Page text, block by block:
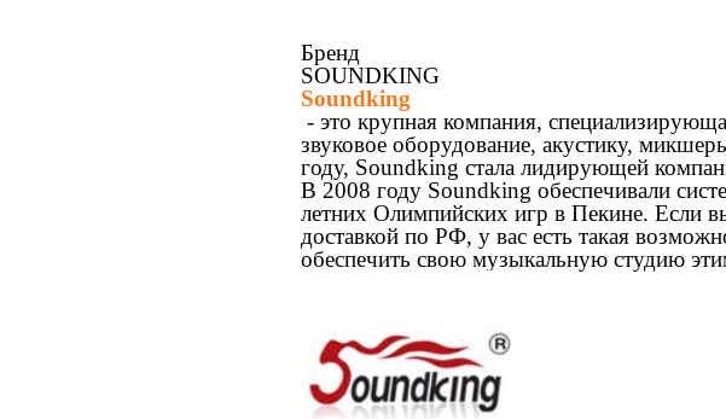
Бренд
SOUNDKING
Soundking
- это крупная компания,
звуковое оборудование, акустику,
году, Soundking стала лидирующей
В 2008 году Soundking обеспечивали
летних Олимпийских игр в Пекине. Если
доставкой по РФ, у вас есть такая
обеспечить свою музыкальную студию